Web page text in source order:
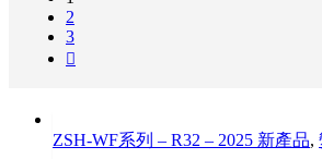
2
3
ZSH-WF系列 – R32 – 2025 新產品,